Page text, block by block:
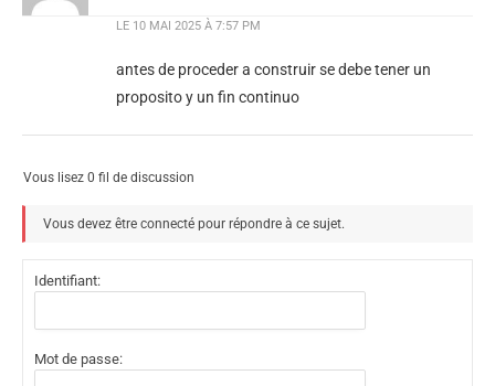
LE 10 MAI 2025 À 7:57 PM
antes de proceder a construir se debe tener un
proposito y un fin continuo
Vous lisez 0 fil de discussion
Vous devez être connecté pour répondre à ce sujet.
Identifiant:
Mot de passe: